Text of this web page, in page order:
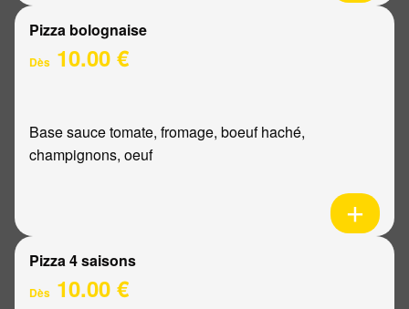
Pizza bolognaise
Dès 10.00 €
Base sauce tomate, fromage, boeuf haché,
champignons, oeuf
Pizza 4 saisons
Dès 10.00 €